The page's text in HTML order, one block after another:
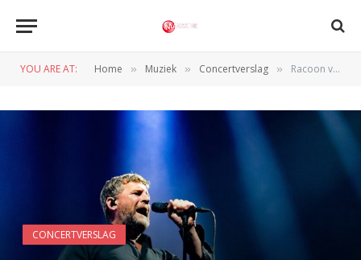
YOU ARE AT: Home » Muziek » Concertverslag » Racoon viert 25 jaar met ‘It Is What It Is’ in Groningen
CONCERTVERSLAG